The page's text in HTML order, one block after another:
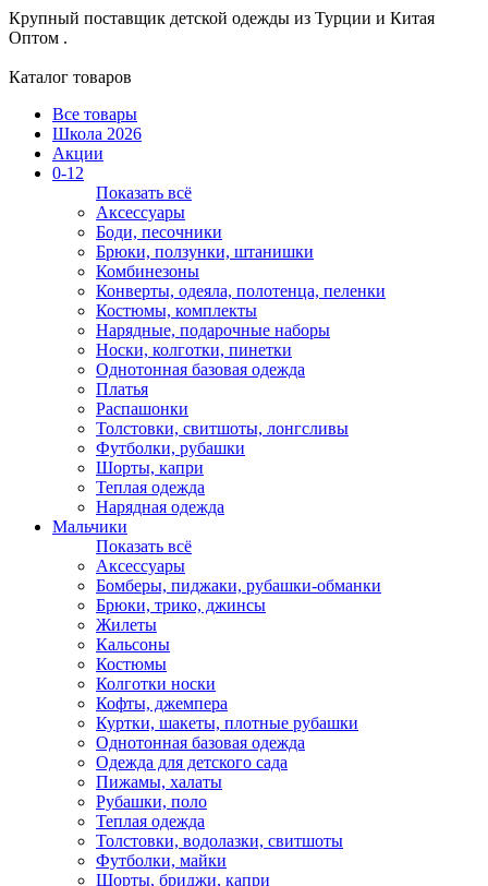
Крупный поставщик детской одежды из Турции и Китая
Оптом .
Каталог товаров
Все товары
Школа 2026
Акции
0-12
Показать всё
Аксессуары
Боди, песочники
Брюки, ползунки, штанишки
Комбинезоны
Конверты, одеяла, полотенца, пеленки
Костюмы, комплекты
Нарядные, подарочные наборы
Носки, колготки, пинетки
Однотонная базовая одежда
Платья
Распашонки
Толстовки, свитшоты, лонгсливы
Футболки, рубашки
Шорты, капри
Теплая одежда
Нарядная одежда
Мальчики
Показать всё
Аксессуары
Бомберы, пиджаки, рубашки-обманки
Брюки, трико, джинсы
Жилеты
Кальсоны
Костюмы
Колготки носки
Кофты, джемпера
Куртки, шакеты, плотные рубашки
Однотонная базовая одежда
Одежда для детского сада
Пижамы, халаты
Рубашки, поло
Теплая одежда
Толстовки, водолазки, свитшоты
Футболки, майки
Шорты, бриджи, капри